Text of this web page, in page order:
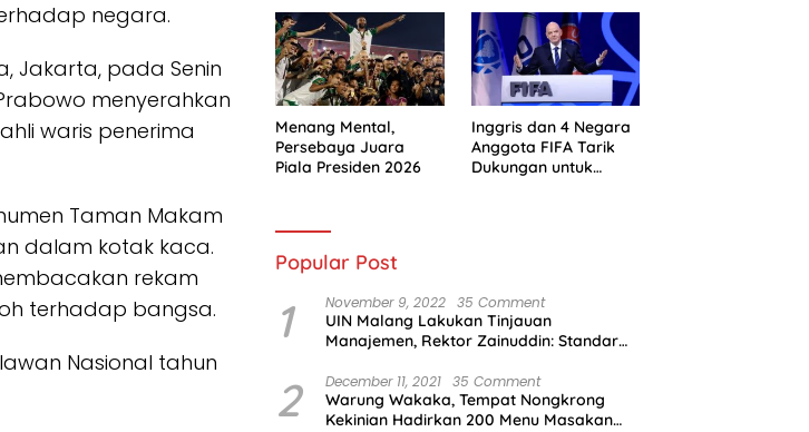
negara.
Jakarta, pada Senin
menyerahkan
waris penerima
Taman Makam
dalam kotak kaca.
rekam
terhadap bangsa.
Nasional tahun
Menang Mental,
Persebaya Juara
Piala Presiden 2026
Inggris dan 4 Negara
Anggota FIFA Tarik
Dukungan untuk
Popular Post
1 November 9, 2022 35 Comment
UIN Malang Lakukan Tinjauan
Manajemen, Rektor Zainuddin: Standar
2 December 11, 2021 35 Comment
Warung Wakaka, Tempat Nongkrong
Kekinian Hadirkan 200 Menu Masakan